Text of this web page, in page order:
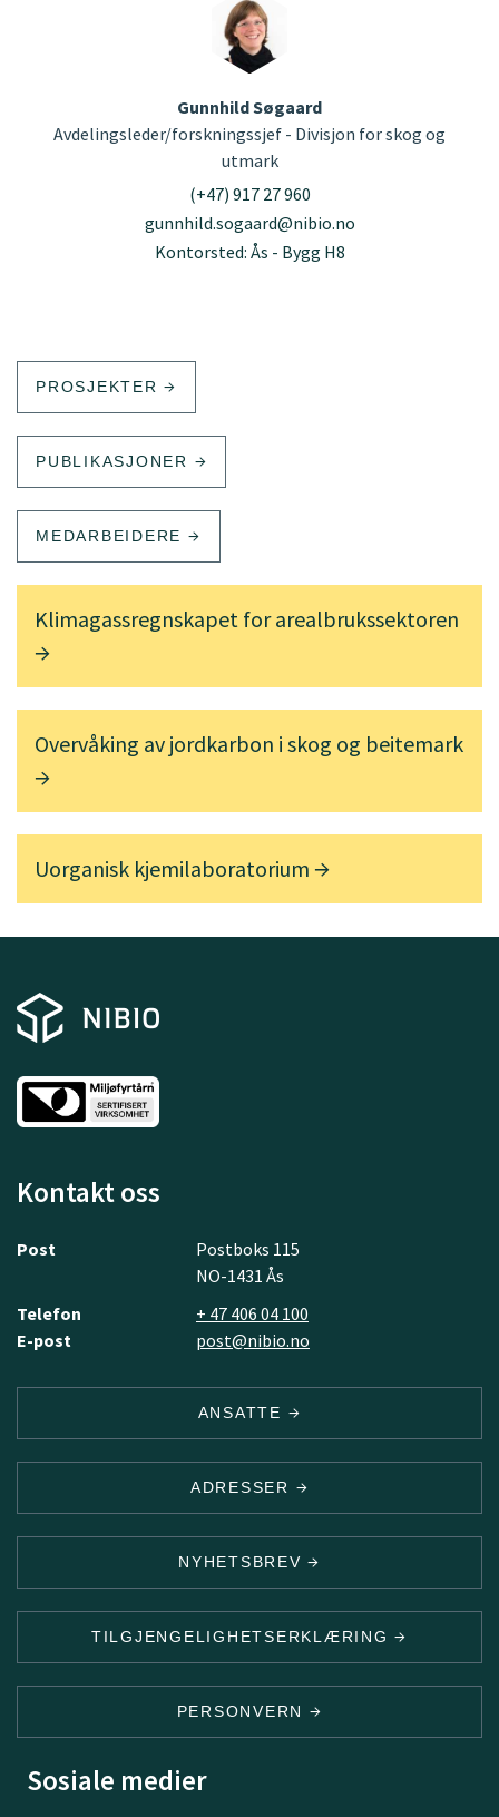
Gunnhild Søgaard
Avdelingsleder/forskningssjef - Divisjon for skog og
utmark
(+47) 917 27 960
gunnhild.sogaard@nibio.no
Kontorsted: Ås - Bygg H8
PROSJEKTER
PUBLIKASJONER
MEDARBEIDERE
Klimagassregnskapet for arealbrukssektoren
Overvåking av jordkarbon i skog og beitemark
Uorganisk kjemilaboratorium
Kontakt oss
Post
Postboks 115
NO-1431 Ås
Telefon
+ 47 406 04 100
E-post
post@nibio.no
ANSATTE
ADRESSER
NYHETSBREV
TILGJENGELIGHETSERKLÆRING
PERSONVERN
Sosiale medier